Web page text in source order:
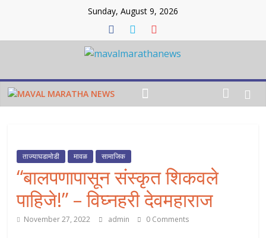
Sunday, August 9, 2026
Maval
maratha
maratha
news
ताज्याघडामोडी मावळ सामाजिक
“बालपणापासून संस्कृत शिकवले
पाहिजे!” – विघ्नहरी देवमहाराज
November 27, 2022 admin 0 Comments